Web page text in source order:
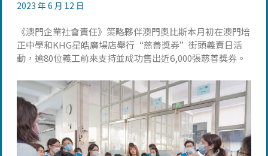
2023 年 6 月 12 日
《澳門企業社會責任》策略夥伴澳門奧比斯本月初在澳門培
正中學和KHG星皓廣場店舉行“慈善獎券”街頭義賣日活
動，逾80位義工前來支持並成功售出近6,000張慈善獎券。